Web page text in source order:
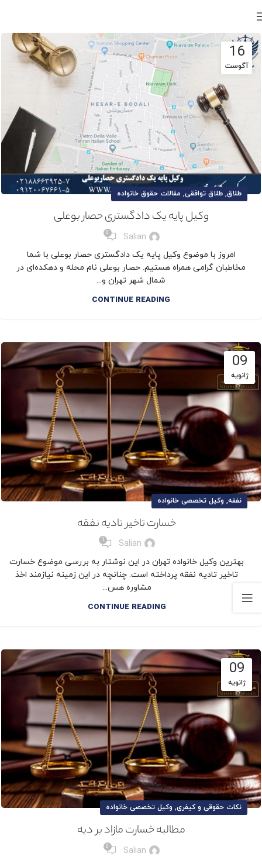
16
آگوست
طلاق, طلاق توافقی, مقالات حقوق خانواده
وکیل پایه یک دادگستری حصار بوعلی
Salian
0
امروز با موضوع وکیل پایه یک دادگستری حصار بوعلی با شما
مخاطبان گرامی همراه هستیم. حصار بوعلی نام محله و دهکده‌ای در
شمال شهر تهران و...
CONTINUE READING
09
ژانویه
نفقه, وکیل تخصصی خانواده
خسارت تاخیر تادیه نفقه
Salian
1
بهترین وکیل خانواده تهران در این نوشتار به بررسی موضوع خسارت
تاخیر تادیه نفقه پرداخته است. چنانچه در این زمینه نیازمند اخذ
مشاوره هس...
CONTINUE READING
09
ژانویه
نکات حقوقی و کیفری, وکیل تخصصی خانواده
مطالبه خسارت مازاد بر دیه
Salian
0